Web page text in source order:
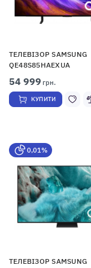
ТЕЛЕВІЗОР SAMSUNG
QE48S85HAEXUA
54 999 грн.
КУПИТИ
0,01%
ТЕЛЕВІЗОР SAMSUNG